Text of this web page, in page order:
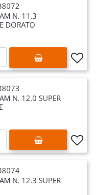
N. 11.3
DORATO
Quantità
N. 12.0 SUPER
Quantità
N. 12.3 SUPER